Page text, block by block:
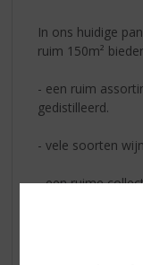
In ons huidige
ruim 150m²
- een ruim
gedistilleerd.
- vele soorten
- een ruime